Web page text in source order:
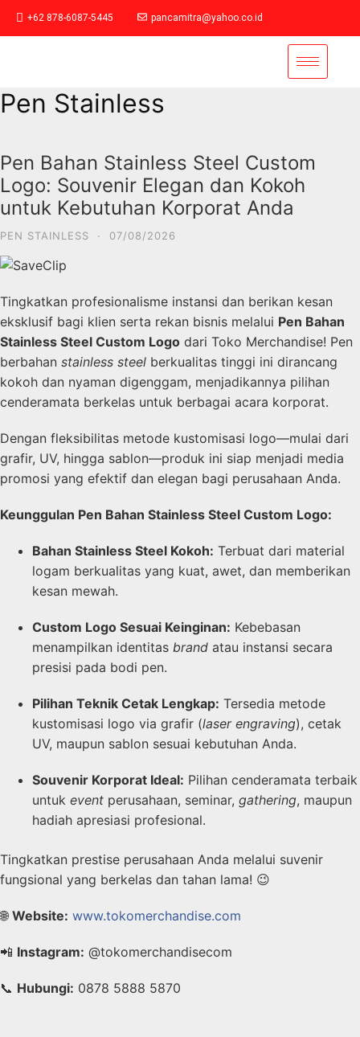
+62 878-6087-5445 pancamitra@yahoo.co.id
Pen Stainless
Pen Bahan Stainless Steel Custom
Logo: Souvenir Elegan dan Kokoh
untuk Kebutuhan Korporat Anda
PEN STAINLESS · 07/08/2026
Tingkatkan profesionalisme instansi dan berikan kesan
eksklusif bagi klien serta rekan bisnis melalui Pen Bahan
Stainless Steel Custom Logo dari Toko Merchandise! Pen
berbahan stainless steel berkualitas tinggi ini dirancang
kokoh dan nyaman digenggam, menjadikannya pilihan
cenderamata berkelas untuk berbagai acara korporat.
Dengan fleksibilitas metode kustomisasi logo—mulai dari
grafir, UV, hingga sablon—produk ini siap menjadi media
promosi yang efektif dan elegan bagi perusahaan Anda.
Keunggulan Pen Bahan Stainless Steel Custom Logo:
Bahan Stainless Steel Kokoh: Terbuat dari material
logam berkualitas yang kuat, awet, dan memberikan
kesan mewah.
Custom Logo Sesuai Keinginan: Kebebasan
menampilkan identitas brand atau instansi secara
presisi pada bodi pen.
Pilihan Teknik Cetak Lengkap: Tersedia metode
kustomisasi logo via grafir (laser engraving), cetak
UV, maupun sablon sesuai kebutuhan Anda.
Souvenir Korporat Ideal: Pilihan cenderamata terbaik
untuk event perusahaan, seminar, gathering, maupun
hadiah apresiasi profesional.
Tingkatkan prestise perusahaan Anda melalui suvenir
fungsional yang berkelas dan tahan lama! 😉
🌐 Website: www.tokomerchandise.com
📲 Instagram: @tokomerchandisecom
📞 Hubungi: 0878 5888 5870